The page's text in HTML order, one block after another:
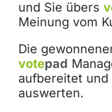
und Sie übers
Meinung vom
Die
votepad
aufbereitet
auswerten.